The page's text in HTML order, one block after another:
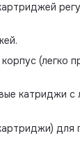
(легко
катриджи с
для